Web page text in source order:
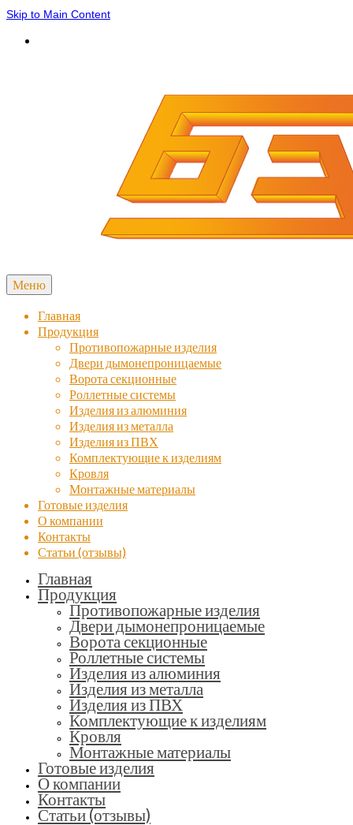
Skip to Main Content
Меню
Главная
Продукция
Противопожарные изделия
Двери дымонепроницаемые
Ворота секционные
Роллетные системы
Изделия из алюминия
Изделия из металла
Изделия из ПВХ
Комплектующие к изделиям
Кровля
Монтажные материалы
Готовые изделия
О компании
Контакты
Статьи (отзывы)
Главная
Продукция
Противопожарные изделия
Двери дымонепроницаемые
Ворота секционные
Роллетные системы
Изделия из алюминия
Изделия из металла
Изделия из ПВХ
Комплектующие к изделиям
Кровля
Монтажные материалы
Готовые изделия
О компании
Контакты
Статьи (отзывы)